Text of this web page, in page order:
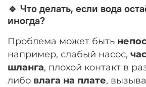
🔹 Что делать, если вода
иногда?
Проблема может быть
например, слабый насос,
шланга, плохой контакт в
либо влага на плате,